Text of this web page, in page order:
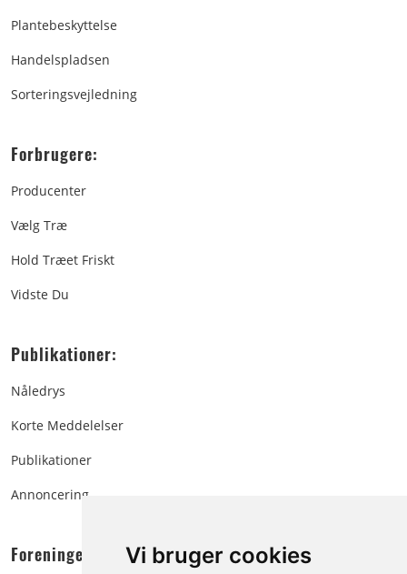
Vi bruger cookies
Plantebeskyttelse
Handelspladsen
Sorteringsvejledning
Forbrugere:
Producenter
Vælg Træ
Hold Træet Friskt
Vidste Du
Publikationer:
Nåledrys
Korte Meddelelser
Publikationer
Annoncering
Foreningen: